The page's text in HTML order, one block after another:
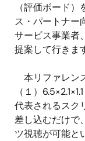
（評価ボード
ス・パートナー
サービス事業者
提案して行きま
本リファレン
（１）
代表されるスク
差し込むだけで
ツ視聴が可能と